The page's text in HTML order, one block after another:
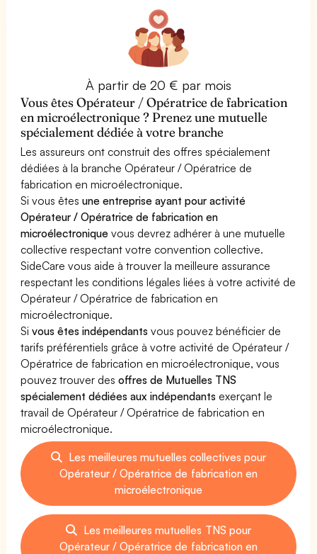
À partir de 20 € par mois
Vous êtes Opérateur / Opératrice de fabrication
en microélectronique ? Prenez une mutuelle
spécialement dédiée à votre branche
Les assureurs ont construit des offres spécialement
dédiées à la branche Opérateur / Opératrice de
fabrication en microélectronique.
Si vous êtesune entreprise ayant pour activité
Opérateur / Opératrice de fabrication en
microélectronique vous devrez adhérer à une mutuelle
collective respectant votre convention collective.
SideCare vous aide à trouver la meilleure assurance
respectant les conditions légales liées à votre activité de
Opérateur / Opératrice de fabrication en
microélectronique.
Sivous êtes indépendants vous pouvez bénéficier de
tarifs préférentiels grâce à votre activité de Opérateur /
Opératrice de fabrication en microélectronique, vous
pouvez trouver desoffres de Mutuelles TNS
spécialement dédiées aux indépendants exerçant le
travail de Opérateur / Opératrice de fabrication en
microélectronique.
Les meilleures mutuelles collectives pour
Opérateur / Opératrice de fabrication en
microélectronique
Les meilleures mutuelles TNS pour
Opérateur / Opératrice de fabrication en